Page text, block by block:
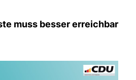
muss besser erreichbar